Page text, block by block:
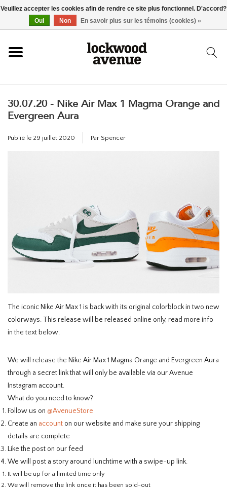
ACCUEIL
NOUVEAU
HOMEWARE
THE EDIT
30.07.20 - Nike Air Max 1 Magma Orange and
Evergreen Aura
Publié le 29 juillet 2020 Par Spencer
The iconic Nike Air Max 1 is back with its original colorblock in two new
colorways. This release will be released online only, read more info
in the text below.
We will release the Nike Air Max 1 Magma Orange and Evergreen Aura
through a secret link that will only be available via our Avenue
Instagram account.
What do you need to know?
Follow us on @AvenueStore
Create an account on our website and make sure your shipping
details are complete
Like the post on our feed
We will post a story around lunchtime with a swipe-up link.
It will be up for a limited time only
We will remove the link once it has been sold-out
Veuillez accepter les cookies afin de rendre ce site plus fonctionnel. D'accord?
Oui
Non En savoir plus sur les témoins (cookies) »